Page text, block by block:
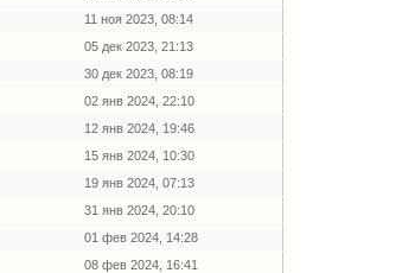
11 ноя 2023, 08:14
05 дек 2023, 21:13
30 дек 2023, 08:19
02 янв 2024, 22:10
12 янв 2024, 19:46
15 янв 2024, 10:30
19 янв 2024, 07:13
31 янв 2024, 20:10
01 фев 2024, 14:28
08 фев 2024, 16:41